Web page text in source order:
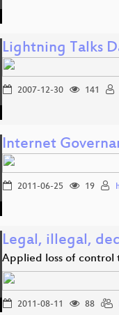
Lightning Talks
2007-12-30 141
Internet
2011-06-25 19
Legal, illegal,
Applied loss of control
2011-08-11 88